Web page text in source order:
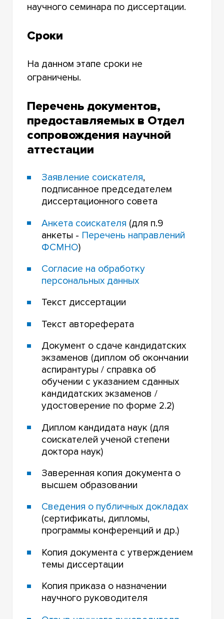
научного семинара по диссертации.
Сроки
На данном этапе сроки не
ограничены.
Перечень документов,
предоставляемых в Отдел
сопровождения научной
аттестации
Заявление соискателя,
подписанное председателем
диссертационного совета
Анкета соискателя (для п.9
анкеты - Перечень направлений
ФСМНО)
Согласие на обработку
персональных данных
Текст диссертации
Текст автореферата
Документ о сдаче кандидатских
экзаменов (диплом об окончании
аспирантуры / справка об
обучении с указанием сданных
кандидатских экзаменов /
удостоверение по форме 2.2)
Диплом кандидата наук (для
соискателей ученой степени
доктора наук)
Заверенная копия документа о
высшем образовании
Сведения о публичных докладах
(сертификаты, дипломы,
программы конференций и др.)
Копия документа с утверждением
темы диссертации
Копия приказа о назначении
научного руководителя